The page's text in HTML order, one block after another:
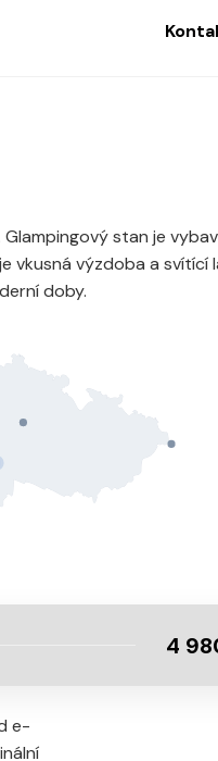
stan je
vkusná výzdoba a svítící
doby.
4
e-